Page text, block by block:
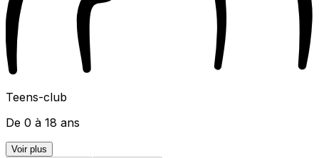
Teens-club
De 0 à 18 ans
Voir plus